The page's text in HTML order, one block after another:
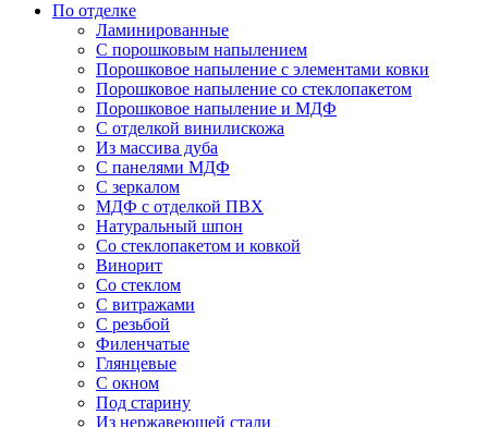
По отделке
Ламинированные
С порошковым напылением
Порошковое напыление с элементами ковки
Порошковое напыление со стеклопакетом
Порошковое напыление и МДФ
С отделкой винилискожа
Из массива дуба
С панелями МДФ
С зеркалом
МДФ с отделкой ПВХ
Натуральный шпон
Со стеклопакетом и ковкой
Винорит
Со стеклом
С витражами
С резьбой
Филенчатые
Глянцевые
С окном
Под старину
Из нержавеющей стали